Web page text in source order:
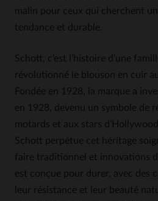
malin pour ceux qui cherchent
tendance et durable.
Schott, c’est l’histoire d’une
révolutionné le blouson en cuir
Fondée en 1928, la marque a
en 1928, devenu un symbole de
motards et aux stars
Schott perpétue cet héritage
faire traditionnel et innovations
est conçue pour durer, avec des
leur résistance et leur beauté